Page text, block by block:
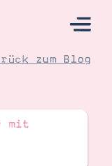
zum Blog
mit